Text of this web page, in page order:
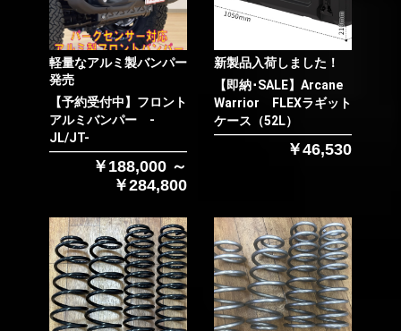
軽量なアルミ製バンパー
発売
【予約受付中】フロント
アルミバンパー -
JL/JT-
￥188,000 ～
￥284,800
新製品入荷しました！
【即納･SALE】Arcane
Warrior FLEXラギット
ケース（52L）
￥46,530